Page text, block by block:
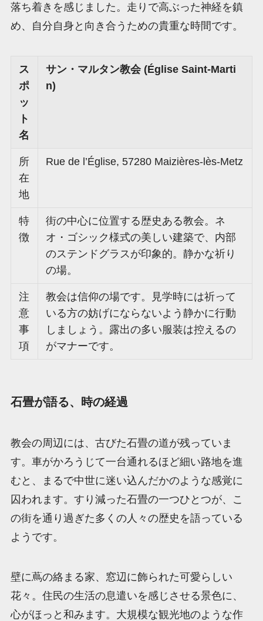
落ち着きを感じました。走りで高ぶった神経を鎮
め、自分自身と向き合うための貴重な時間です。
ス
ポ
ッ
ト
名
サン・マルタン教会 (Église Saint-Marti
n)
所
在
地
Rue de l’Église, 57280 Maizières-lès-Metz
特
徴
街の中心に位置する歴史ある教会。ネ
オ・ゴシック様式の美しい建築で、内部
のステンドグラスが印象的。静かな祈り
の場。
注
意
事
項
教会は信仰の場です。見学時には祈って
いる方の妨げにならないよう静かに行動
しましょう。露出の多い服装は控えるの
がマナーです。
石畳が語る、時の経過
教会の周辺には、古びた石畳の道が残っていま
す。車がかろうじて一台通れるほど細い路地を進
むと、まるで中世に迷い込んだかのような感覚に
囚われます。すり減った石畳の一つひとつが、こ
の街を通り過ぎた多くの人々の歴史を語っている
ようです。
壁に蔦の絡まる家、窓辺に飾られた可愛らしい
花々。住民の生活の息遣いを感じさせる景色に、
心がほっと和みます。大規模な観光地のような作